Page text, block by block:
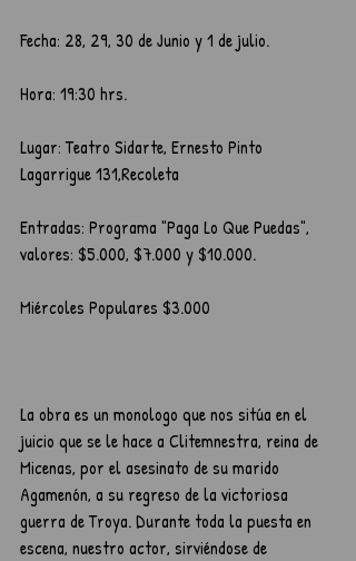
Fecha: 28, 29, 30 de Junio y 1 de julio.
Hora: 19:30 hrs.
Lugar: Teatro Sidarte, Ernesto Pinto
Lagarrigue 131,Recoleta
Entradas: Programa "Paga Lo Que Puedas",
valores: $5.000, $7.000 y $10.000.
Miércoles Populares $3.000
La obra es un monologo que nos sitúa en el
juicio que se le hace a Clitemnestra, reina de
Micenas, por el asesinato de su marido
Agamenón, a su regreso de la victoriosa
guerra de Troya. Durante toda la puesta en
escena, nuestro actor, sirviéndose de